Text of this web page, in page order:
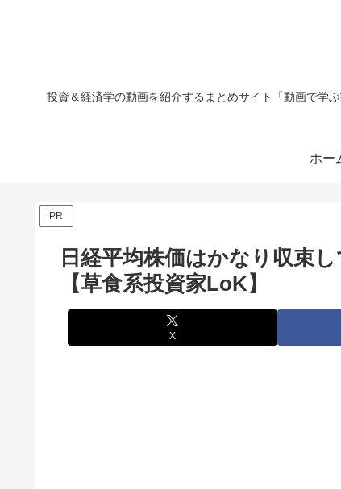
投資＆経済学の動画を紹介するまとめサイト「動画で学
ホー
PR
日経平均株価はかなり収束
【草食系投資家LoK】
X